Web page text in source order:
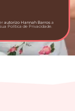
autorizo Hannah Barrosa
Política de Privacidade.